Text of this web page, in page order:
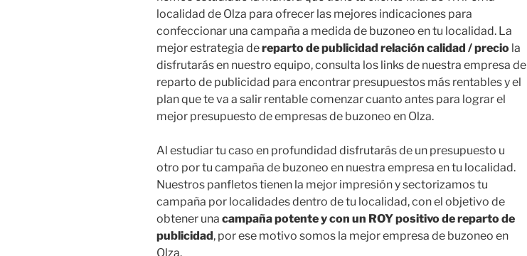
localidad de Olza para ofrecer las mejores indicaciones para
confeccionar una campaña a medida de buzoneo en tu localidad. La
mejor estrategia dereparto de publicidad relación calidad / precio la
disfrutarás en nuestro equipo, consulta los links de nuestra empresa de
reparto de publicidad para encontrar presupuestos más rentables y el
plan que te va a salir rentable comenzar cuanto antes para lograr el
mejor presupuesto de empresas de buzoneo en Olza.
Al estudiar tu caso en profundidad disfrutarás de un presupuesto u
otro por tu campaña de buzoneo en nuestra empresa en tu localidad.
Nuestros panfletos tienen la mejor impresión y sectorizamos tu
campaña por localidades dentro de tu localidad, con el objetivo de
obtener una campaña potente y con un ROY positivo de reparto de
publicidad, por ese motivo somos la mejor empresa de buzoneo en
Olza.